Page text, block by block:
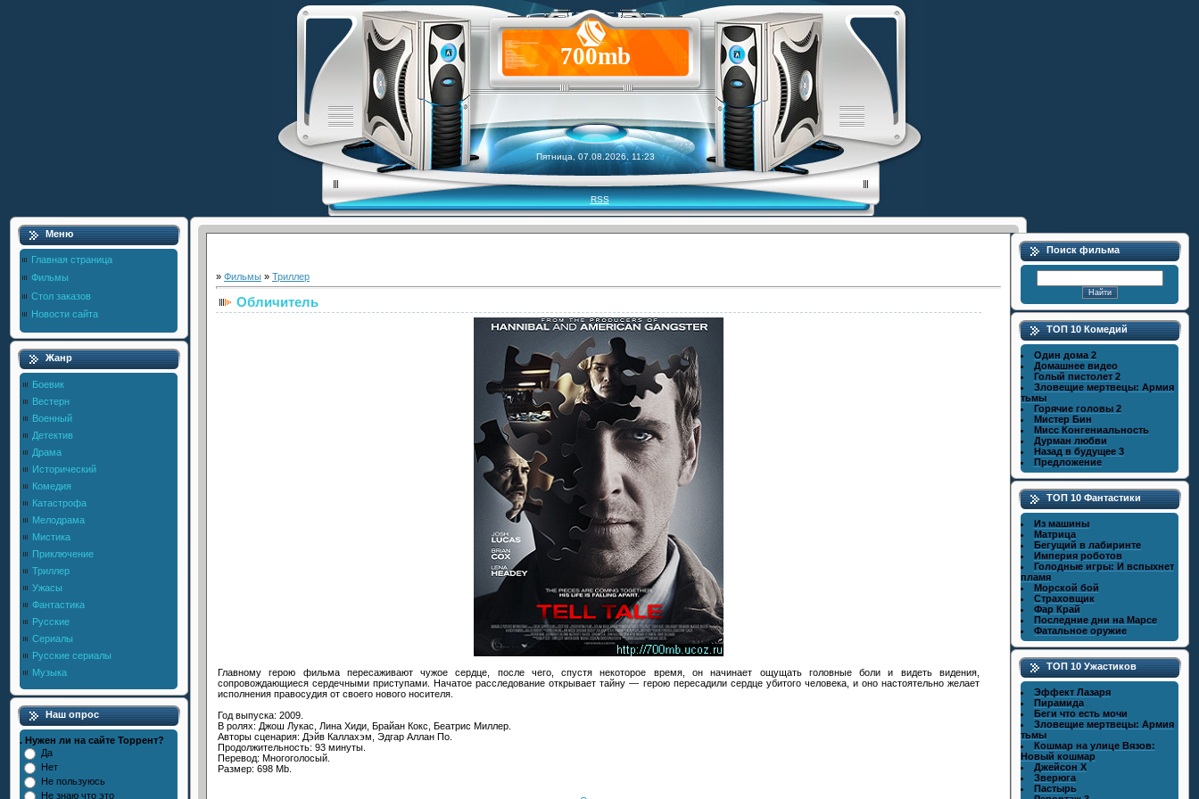
700mb
Пятница, 07.08.2026, 11:23
RSS
Меню
Главная страница
Фильмы
Стол заказов
Новости сайта
Жанр
Боевик
Вестерн
Военный
Детектив
Драма
Исторический
Комедия
Катастрофа
Мелодрама
Мистика
Приключение
Триллер
Ужасы
Фантастика
Русские
Сериалы
Русские сериалы
Музыка
Наш опрос
. Нужен ли на сайте Торрент?
Да
Нет
Не пользуюсь
Не знаю что это
» Фильмы » Триллер
Обличитель
Главному герою фильма пересаживают чужое сердце, после чего, спустя некоторое время, он начинает ощущать головные боли и видеть видения,
сопровождающиеся сердечными приступами. Начатое расследование открывает тайну — герою пересадили сердце убитого человека, и оно настоятельно желает
исполнения правосудия от своего нового носителя.
Год выпуска: 2009.
В ролях: Джош Лукас, Лина Хиди, Брайан Кокс, Беатрис Миллер.
Авторы сценария: Дэйв Каллахэм, Эдгар Аллан По.
Продолжительность: 93 минуты.
Перевод: Многоголосый.
Размер: 698 Mb.
Поиск фильма
ТОП 10 Комедий
Один дома 2
Домашнее видео
Голый пистолет 2
Зловещие мертвецы: Армия
тьмы
Горячие головы 2
Мистер Бин
Мисс Конгениальность
Дурман любви
Назад в будущее 3
Предложение
ТОП 10 Фантастики
Из машины
Матрица
Бегущий в лабиринте
Империя роботов
Голодные игры: И вспыхнет
пламя
Морской бой
Страховщик
Фар Край
Последние дни на Марсе
Фатальное оружие
ТОП 10 Ужастиков
Эффект Лазаря
Пирамида
Беги что есть мочи
Зловещие мертвецы: Армия
тьмы
Кошмар на улице Вязов:
Новый кошмар
Джейсон X
Зверюга
Пастырь